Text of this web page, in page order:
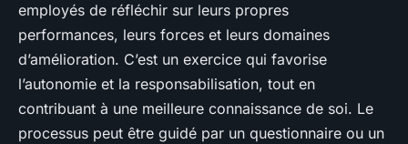
employés de réfléchir sur leurs propres
performances, leurs forces et leurs domaines
d’amélioration. C’est un exercice qui favorise
l’autonomie et la responsabilisation, tout en
contribuant à une meilleure connaissance de soi. Le
processus peut être guidé par un questionnaire ou un